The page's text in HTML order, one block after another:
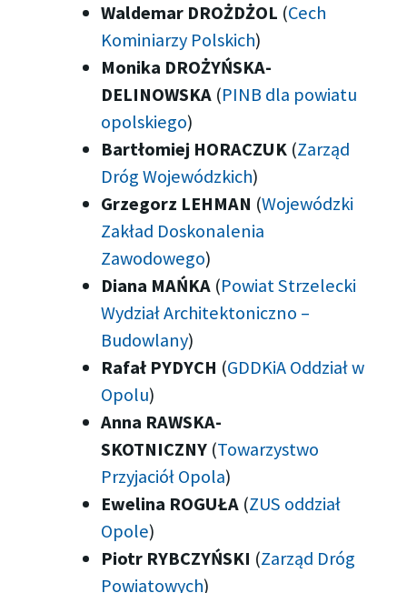
Waldemar DROŻDŻOL (Cech
Kominiarzy Polskich)
Monika DROŻYŃSKA-
DELINOWSKA (PINB dla powiatu
opolskiego)
Bartłomiej HORACZUK (Zarząd
Dróg Wojewódzkich)
Grzegorz LEHMAN (Wojewódzki
Zakład Doskonalenia
Zawodowego)
Diana MAŃKA (Powiat Strzelecki
Wydział Architektoniczno –
Budowlany)
Rafał PYDYCH (GDDKiA Oddział w
Opolu)
Anna RAWSKA-
SKOTNICZNY (Towarzystwo
Przyjaciół Opola)
Ewelina ROGUŁA(ZUS oddział
Opole)
Piotr RYBCZYŃSKI (Zarząd Dróg
Powiatowych)